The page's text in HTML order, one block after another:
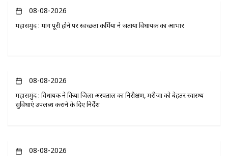
08-08-2026
महासमुंद : मांग पूरी होने पर स्वच्छता कर्मियों ने जताया विधायक का आभार
08-08-2026
महासमुंद : विधायक ने किया जिला अस्पताल का निरीक्षण, मरीजों को बेहतर स्वास्थ्य
सुविधाएं उपलब्ध कराने के दिए निर्देश
08-08-2026